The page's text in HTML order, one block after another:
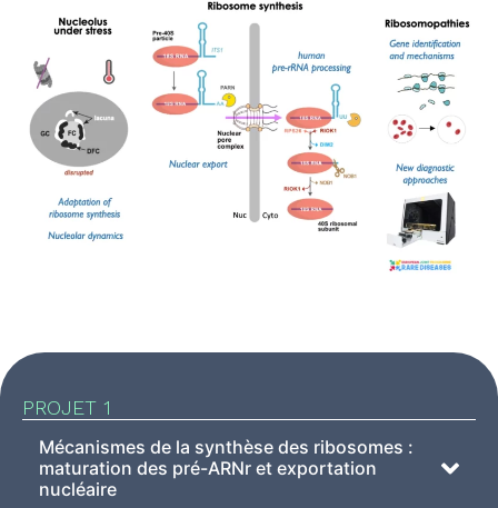
PROJET 1
Mécanismes de la synthèse des ribosomes :
maturation des pré-ARNr et exportation
nucléaire